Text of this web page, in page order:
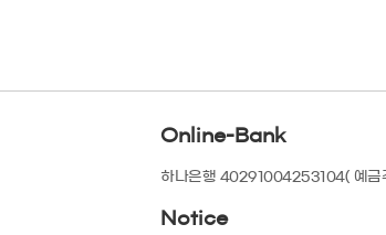
Online-Bank
하나은행 40291004253104( 예금
Notice